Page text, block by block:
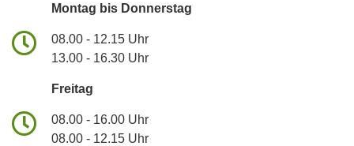
Montag bis Donnerstag
08.00 - 12.15 Uhr
13.00 - 16.30 Uhr
Freitag
08.00 - 16.00 Uhr
08.00 - 12.15 Uhr